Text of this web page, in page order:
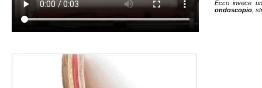
Ecco invece
ondoscopio ,